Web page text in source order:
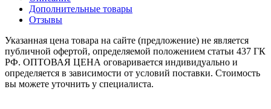
Дополнительные товары
Отзывы
Указанная цена товара на сайте (предложение) не является
публичной офертой, определяемой положением статьи 437 ГК
РФ. ОПТОВАЯ ЦЕНА оговаривается индивидуально и
определяется в зависимости от условий поставки. Стоимость
вы можете уточнить у специалиста.